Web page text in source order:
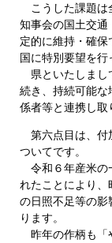
こうした課題は
知事会の国土交通
定的に維持・確保
国に特別要望を行
県といたしまし
続き、持続可能な
係者等と連携し取
第六点目は、付
ついてです。
令和６年産米の
れたことにより、
の日照不足等の影
ります。
昨年の作柄も「